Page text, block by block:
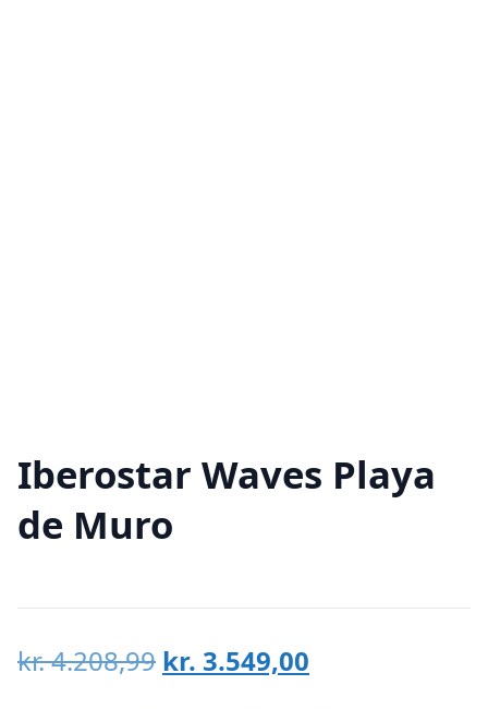
Iberostar Waves Playa
de Muro
kr.4.208,99 Den
kr. 3.549,00